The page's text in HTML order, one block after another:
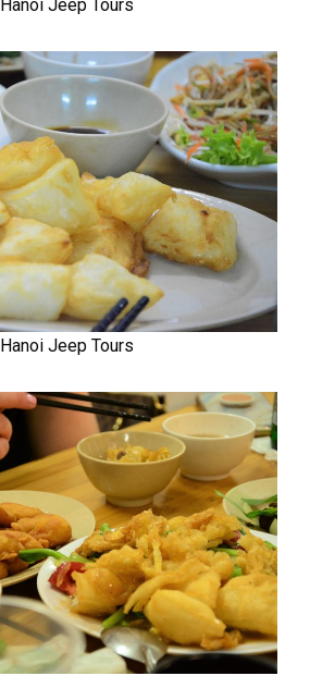
Hanoi Jeep Tours
Hanoi Jeep Tours